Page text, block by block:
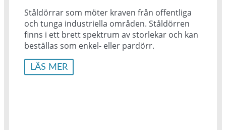
Ståldörrar som möter kraven från offentliga
och tunga industriella områden. Ståldörren
finns i ett brett spektrum av storlekar och kan
beställas som enkel- eller pardörr.
LÄS MER